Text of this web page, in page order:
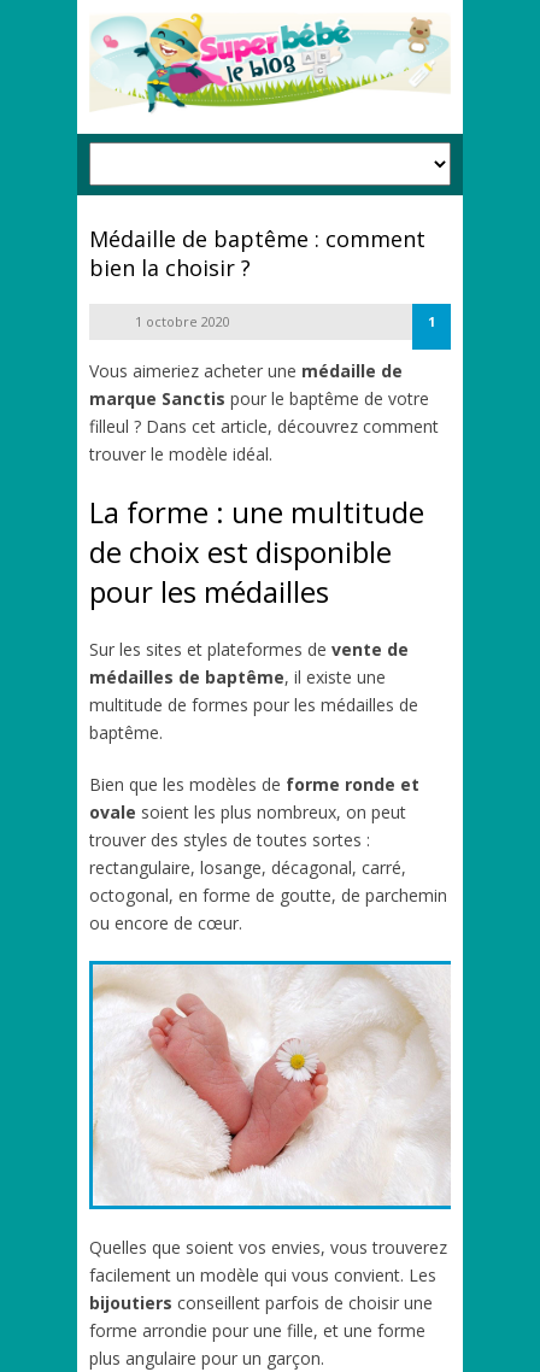
Médaille de baptême : comment
bien la choisir ?
1 octobre 2020 1
Vous aimeriez acheter une médaille de
marque Sanctis pour le baptême de votre
filleul ? Dans cet article, découvrez comment
trouver le modèle idéal.
La forme : une multitude
de choix est disponible
pour les médailles
Sur les sites et plateformes de vente de
médailles de baptême, il existe une
multitude de formes pour les médailles de
baptême.
Bien que les modèles de forme ronde et
ovale soient les plus nombreux, on peut
trouver des styles de toutes sortes :
rectangulaire, losange, décagonal, carré,
octogonal, en forme de goutte, de parchemin
ou encore de cœur.
Quelles que soient vos envies, vous trouverez
facilement un modèle qui vous convient. Les
bijoutiers conseillent parfois de choisir une
forme arrondie pour une fille, et une forme
plus angulaire pour un garçon.